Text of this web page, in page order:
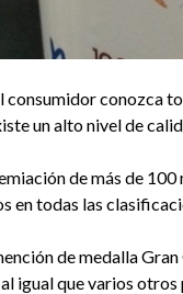
consumidor conozca
un alto nivel de
de más de 100
en todas las
de medalla
igual que varios